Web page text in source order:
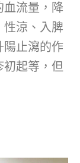
流量，降
涼、入脾
陽止瀉的作
初起等，但